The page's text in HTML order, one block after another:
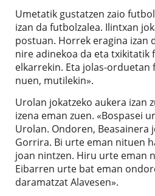
Umetatik gustatzen zaio
izan da futbolzalea. Ilintxan
postuan. Horrek eragina izan
nire adinekoa da eta txikitatik
elkarrekin. Eta jolas-orduetan
nuen, mutilekin».
Urolan jokatzeko aukera izan
izena eman zuen. «Bospasei
Urolan. Ondoren, Beasainera
Gorrira. Bi urte eman nituen
joan nintzen. Hiru urte eman
Eibarren urte bat eman
daramatzat Alavesen».